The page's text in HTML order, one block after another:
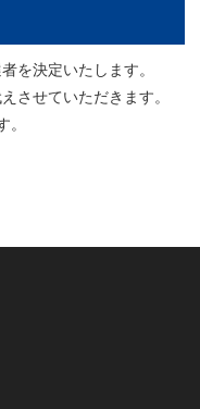
を決定いたします。
させていただきます。